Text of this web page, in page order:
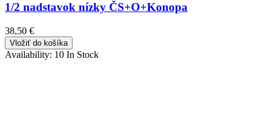
1/2 nadstavok nízky ČS+O+Konopa
38,50 €
Vložiť do košíka
Availability: 10 In Stock